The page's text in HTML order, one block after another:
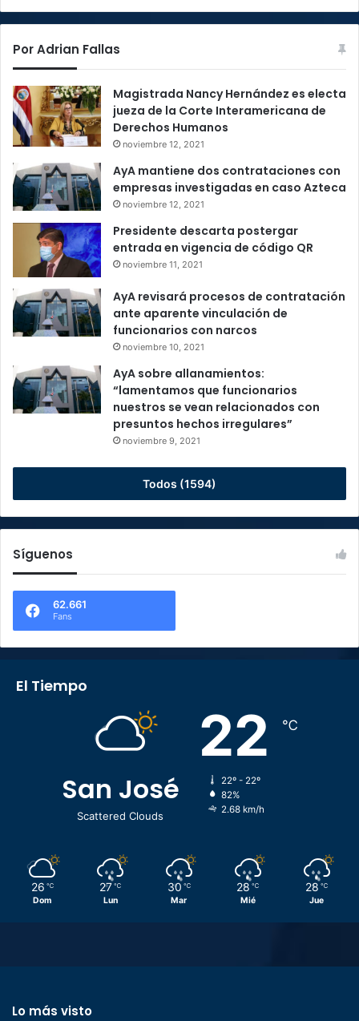
Por Adrian Fallas
Magistrada Nancy Hernández es electa
jueza de la Corte Interamericana de
Derechos Humanos
noviembre 12, 2021
AyA mantiene dos contrataciones con
empresas investigadas en caso Azteca
noviembre 12, 2021
Presidente descarta postergar
entrada en vigencia de código QR
noviembre 11, 2021
AyA revisará procesos de contratación
ante aparente vinculación de
funcionarios con narcos
noviembre 10, 2021
AyA sobre allanamientos:
“lamentamos que funcionarios
nuestros se vean relacionados con
presuntos hechos irregulares”
noviembre 9, 2021
Todos (1594)
Síguenos
62.661
Fans
El Tiempo
San José
Scattered Clouds
22 ℃
22º - 22º
82%
2.68 km/h
26 ℃
Dom
27 ℃
Lun
30 ℃
Mar
28 ℃
Mié
28 ℃
Jue
Lo más visto